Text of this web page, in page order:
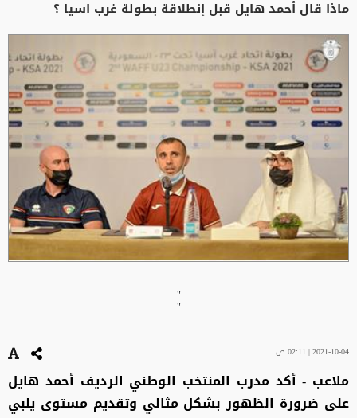
ماذا قال أحمد هايل قبل إنطلاقة بطولة غرب اسيا ؟
"
"
2021-10-04 | 02:11 ص
ملاعب - أكد مدرب المنتخب الوطني الرديف أحمد هايل
على ضرورة الظهور بشكل مثالي وتقديم مستوى يلبي